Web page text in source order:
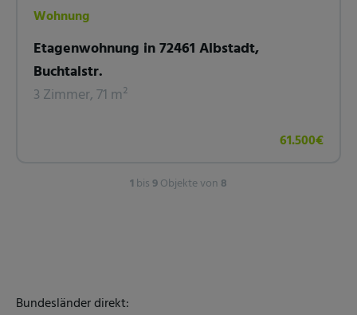
Wohnung
Etagenwohnung in 72461 Albstadt,
Buchtalstr.
3 Zimmer, 71 m²
61.500€
1 bis9Objekte von 8
Bundesländer direkt: